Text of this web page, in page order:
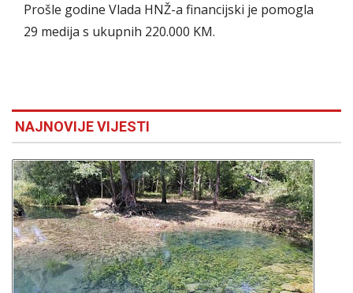
Prošle godine Vlada HNŽ-a financijski je pomogla
29 medija s ukupnih 220.000 KM.
NAJNOVIJE VIJESTI